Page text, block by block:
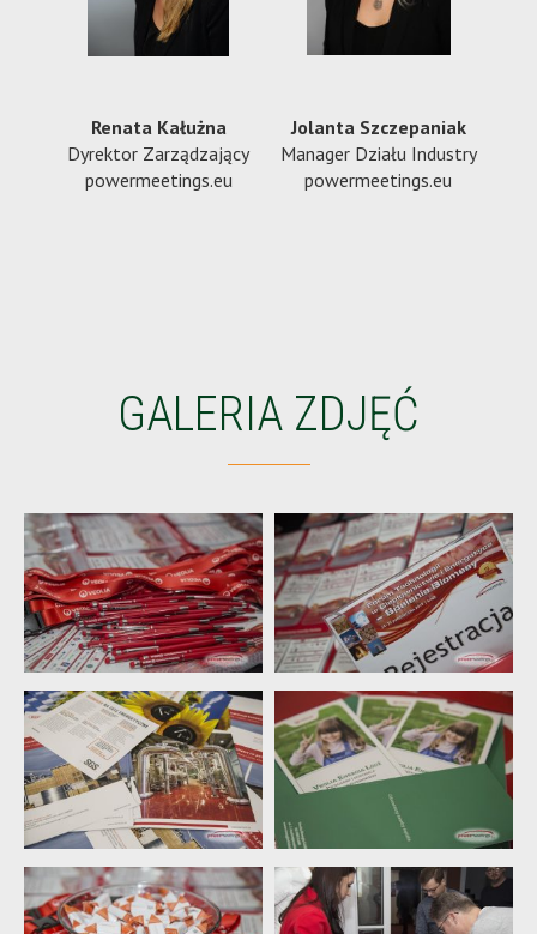
Renata Kałużna
Dyrektor Zarządzający
powermeetings.eu
Jolanta Szczepaniak
Manager Działu Industry
powermeetings.eu
GALERIA ZDJĘĆ